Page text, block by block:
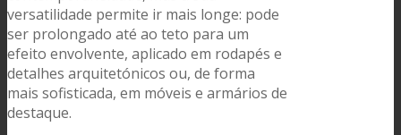
versatilidade permite ir mais longe: pode
ser prolongado até ao teto para um
efeito envolvente, aplicado em rodapés e
detalhes arquitetónicos ou, de forma
mais sofisticada, em móveis e armários de
destaque.